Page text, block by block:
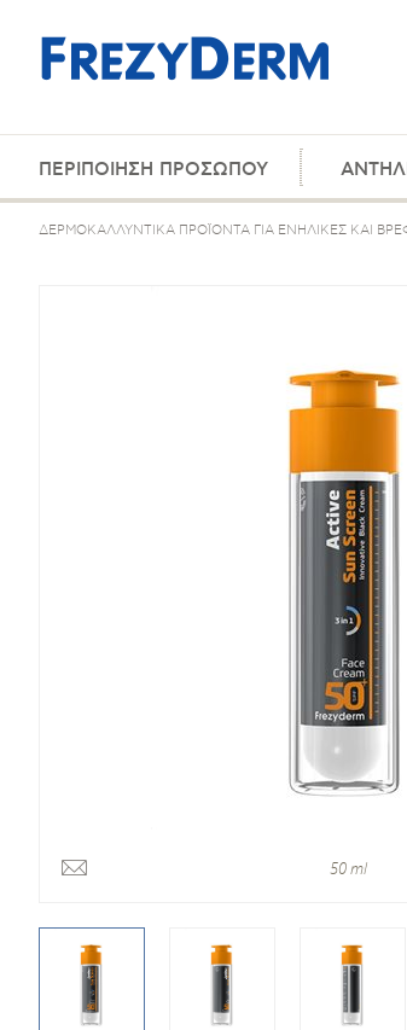
ΠΕΡΙΠΟΙΗΣΗ ΠΡΟΣΩΠΟΥ
ΔΕΡΜΟΚΑΛΛΥΝΤΙΚΑ ΠΡΟΪΟΝΤΑ ΓΙΑ ΕΝΗΛΙΚΕΣ ΚΑΙ
50 ml